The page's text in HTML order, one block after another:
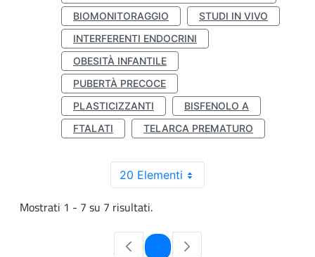
BIOMONITORAGGIO
STUDI IN VIVO
INTERFERENTI ENDOCRINI
OBESITÀ INFANTILE
PUBERTÀ PRECOCE
PLASTICIZZANTI
BISFENOLO A
FTALATI
TELARCA PREMATURO
20 Elementi
Mostrati 1 - 7 su 7 risultati.
Pagina